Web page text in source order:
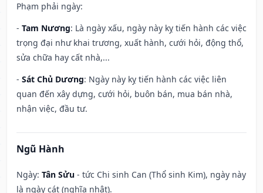
Phạm phải ngày:
- Tam Nương: Là ngày xấu, ngày này kỵ tiến hành các việc
trọng đại như khai trương, xuất hành, cưới hỏi, động thổ,
sửa chữa hay cất nhà,...
- Sát Chủ Dương: Ngày này kỵ tiến hành các việc liên
quan đến xây dựng, cưới hỏi, buôn bán, mua bán nhà,
nhận việc, đầu tư.
Ngũ Hành
Ngày: Tân Sửu - tức Chi sinh Can (Thổ sinh Kim), ngày này
là ngày cát (nghĩa nhật).